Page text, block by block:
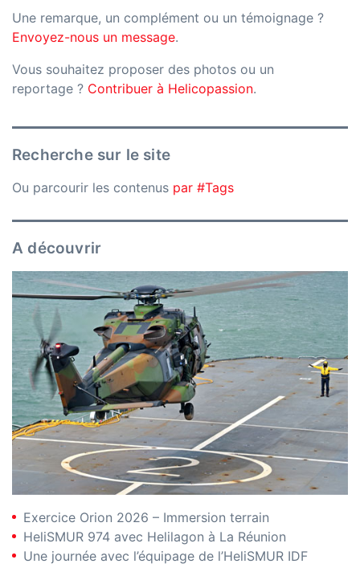
Une remarque, un complément ou un témoignage ?
Envoyez-nous un message.
Vous souhaitez proposer des photos ou un
reportage ? Contribuer à Helicopassion.
Recherche sur le site
Ou parcourir les contenus par #Tags
A découvrir
Exercice Orion 2026 – Immersion terrain
HeliSMUR 974 avec Helilagon à La Réunion
Une journée avec l’équipage de l’HeliSMUR IDF